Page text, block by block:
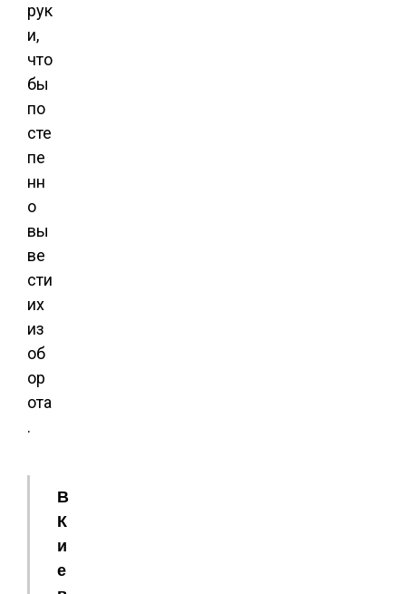
рук
и,
что
бы
по
сте
пе
нн
о
вы
ве
сти
их
из
об
ор
ота
.
В
К
и
е